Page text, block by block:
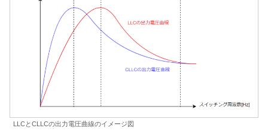
LLCとCLLCの出力電圧曲線のイメージ図